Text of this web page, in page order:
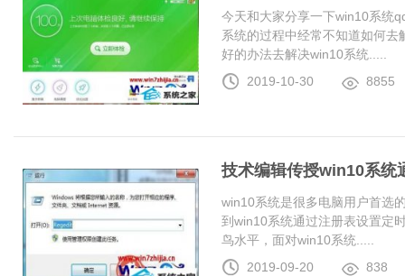
今天和大家分享一下win10系统
系统的过程中经常不知道如何
好的办法去解决win10系统.....
2019-10-30
8855
技术编辑传授win10系统
win10系统是很多电脑用户首选
到win10系统通过注册表设置定
鸟水平，面对win10系统.....
2019-09-20
838